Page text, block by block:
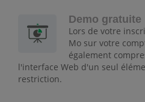
Demo gratuite
Lors de votre
Mo sur votre
également
l'interface Web d'un seul
restriction.